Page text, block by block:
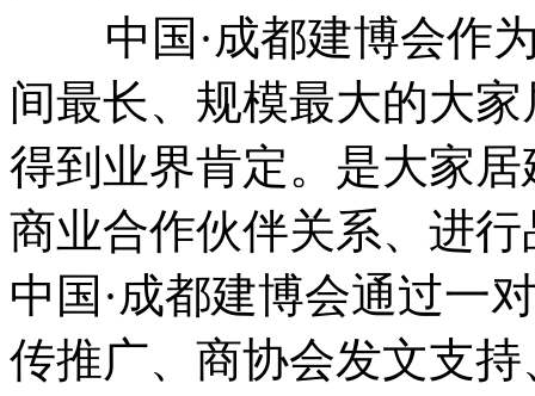
中国·成都建博会作为
间最长、规模最大的大
得到业界肯定。是大家
商业合作伙伴关系、进
中国·成都建博会通过一
传推广、商协会发文支